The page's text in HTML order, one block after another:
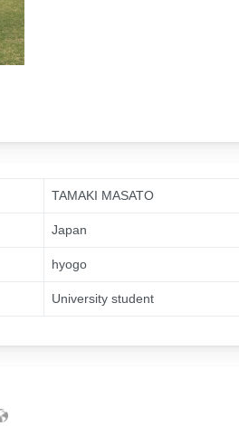
TAMAKI MASATO
Japan
hyogo
University student